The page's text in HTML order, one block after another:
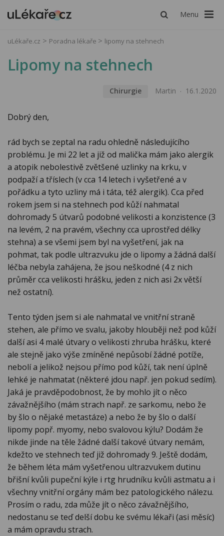
Menu
uLékaře.cz Poradna lékaře lipomy na stehnech
Lipomy na stehnech
Chirurgie Martin 16.1.2020
Dobrý den,
rád bych se zeptal na radu ohledně následujícího
problému. Je mi 22 let a již od malička mám jako alergik
a atopik nebolestivě zvětšené uzlinky na krku, v
podpaží a tříslech (v cca 14 letech i vyšetřené a v
pořádku a tyto uzliny má i táta, též alergik). Cca před
rokem jsem si na stehnech pod kůží nahmatal
dohromady 5 útvarů podobné velikosti a konzistence (3
na levém, 2 na pravém, všechny cca uprostřed délky
stehna) a se všemi jsem byl na vyšetření, jak na
pohmat, tak podle ultrazvuku jde o lipomy a žádná další
léčba nebyla zahájena, že jsou neškodné (4 z nich
průměr cca velikosti hrášku, jeden z nich asi 2x větší
než ostatní).
Tento týden jsem si ale nahmatal ve vnitřní straně
stehen, ale přímo ve svalu, jakoby hlouběji než pod kůží
další asi 4 malé útvary o velikosti zhruba hrášku, které
ale stejně jako výše zmíněné nepůsobí žádné potíže,
nebolí a jelikož nejsou přímo pod kůží, tak není úplně
lehké je nahmatat (některé jdou např. jen pokud sedím).
Jaká je pravděpodobnost, že by mohlo jít o něco
závažnějšího (mám strach např. ze sarkomu, nebo že
by šlo o nějaké metastáze) a nebo že by šlo o další
lipomy popř. myomy, nebo svalovou kýlu? Dodám že
nikde jinde na těle žádné další takové útvary nemám,
kdežto ve stehnech teď již dohromady 9. Ještě dodám,
že během léta mám vyšetřenou ultrazvukem dutinu
břišní kvůli pupeční kýle i rtg hrudníku kvůli astmatu a i
všechny vnitřní orgány mám bez patologického nálezu.
Prosím o radu, zda může jít o něco závažnějšího,
nedostanu se teď delší dobu ke svému lékaři (asi měsíc)
a mám opravdu strach.